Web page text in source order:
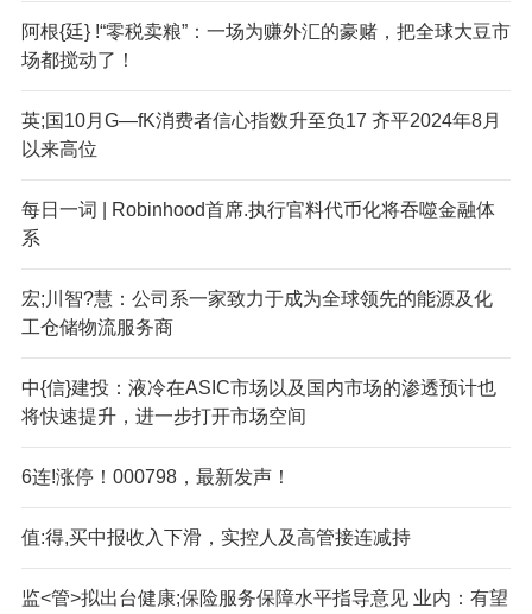
阿根{廷} !“零税卖粮”：一场为赚外汇的豪赌，把全球大豆市
场都搅动了！
英;国10月G—fK消费者信心指数升至负17 齐平2024年8月
以来高位
每日一词 | Robinhood首席.执行官料代币化将吞噬金融体
系
宏;川智?慧：公司系一家致力于成为全球领先的能源及化
工仓储物流服务商
中{信}建投：液冷在ASIC市场以及国内市场的渗透预计也
将快速提升，进一步打开市场空间
6连!涨停！000798，最新发声！
值:得,买中报收入下滑，实控人及高管接连减持
监<管>拟出台健康;保险服务保障水平指导意见 业内：有望